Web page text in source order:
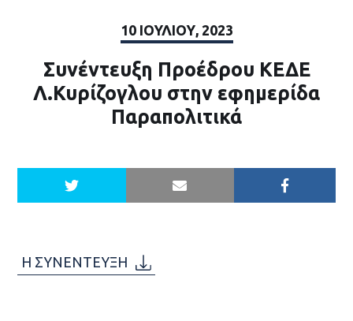
10 ΙΟΥΛΊΟΥ, 2023
Συνέντευξη Προέδρου ΚΕΔΕ
Λ.Κυρίζογλου στην εφημερίδα
Παραπολιτικά
Η ΣΥΝΕΝΤΕΥΞΗ